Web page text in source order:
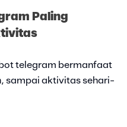
Paling
telegram bermanfaat
sampai aktivitas sehari-